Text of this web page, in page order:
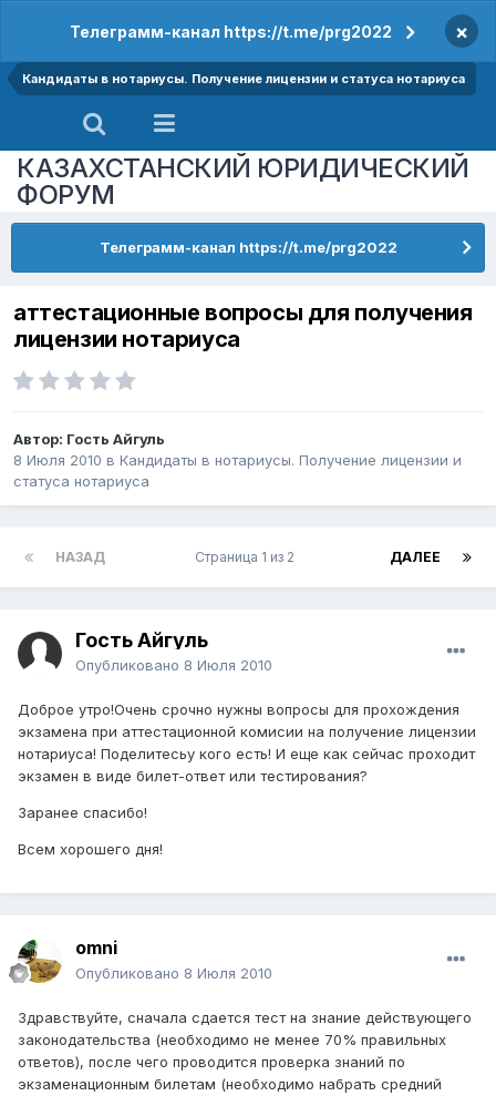
Телеграмм-канал https://t.me/prg2022 ×
Кандидаты в нотариусы. Получение лицензии и статуса нотариуса
КАЗАХСТАНСКИЙ ЮРИДИЧЕСКИЙ
ФОРУМ
Телеграмм-канал https://t.me/prg2022
аттестационные вопросы для получения
лицензии нотариуса
Автор: Гость Айгуль
8 Июля 2010 в Кандидаты в нотариусы. Получение лицензии и
статуса нотариуса
НАЗАД ДАЛЕЕ
Страница 1 из 2
Гость Айгуль
Опубликовано 8 Июля 2010
Доброе утро!Очень срочно нужны вопросы для прохождения
экзамена при аттестационной комисии на получение лицензии
нотариуса! Поделитесьу кого есть! И еще как сейчас проходит
экзамен в виде билет-ответ или тестирования?
Заранее спасибо!
Всем хорошего дня!
omni
Опубликовано 8 Июля 2010
Здравствуйте, сначала сдается тест на знание действующего
законодательства (необходимо не менее 70% правильных
ответов), после чего проводится проверка знаний по
экзаменационным билетам (необходимо набрать средний